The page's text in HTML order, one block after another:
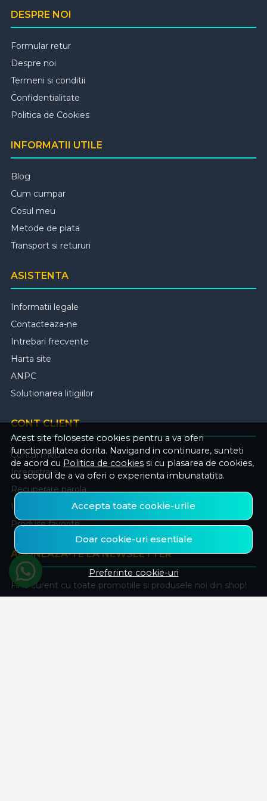
Acest site foloseste cookies pentru a va oferi
functionalitatea dorita. Navigand in continuare, sunteti
de acord cu Politica de cookies si cu plasarea de cookies,
cu scopul de a va oferi o experienta imbunatatita.
Accepta toate cookie-urile
Doar cookie-uri esentiale
Preferinte cookie-uri
DESPRE NOI
Formular retur
Despre noi
Termeni si conditii
Confidentialitate
Politica de Cookies
INFORMATII UTILE
Blog
Cum cumpar
Cosul meu
Metode de plata
Transport si retururi
ASISTENTA
Informatii legale
Contacteaza-ne
Intrebari frecvente
Harta site
ANPC
Solutionarea litigiilor
CONT CLIENT
Contul meu
Inregistrare
Recuperare parola
Istoric comenzi
Produse favorite
ABONEAZA-TE LA NEWSLETTER
Fii la curent cu toate promotiile si produsele noi din shop!